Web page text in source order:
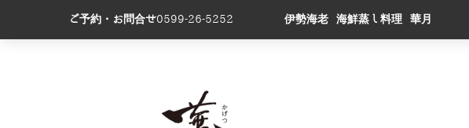
ご予約・お問合せ0599-26-5252 伊勢海老 海鮮蒸し料理 華月